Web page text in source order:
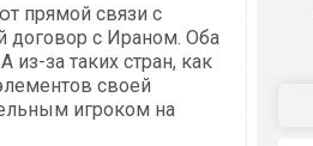
прямой связи с
договор с Ираном. Оба
за таких стран, как
своей
игроком на